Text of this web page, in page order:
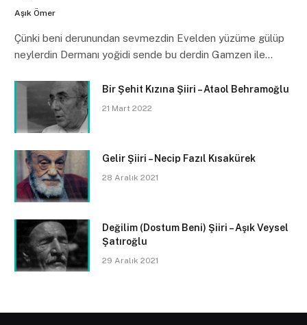
Aşık Ömer
Çünki beni derunundan sevmezdin Evelden yüzüme gülüp
neylerdin Dermanı yoğidi sende bu derdin Gamzen ile…
Bir Şehit Kızına Şiiri – Ataol Behramoğlu
21 Mart 2022
Gelir Şiiri – Necip Fazıl Kısakürek
28 Aralık 2021
Değilim (Dostum Beni) Şiiri – Aşık Veysel
Şatıroğlu
29 Aralık 2021